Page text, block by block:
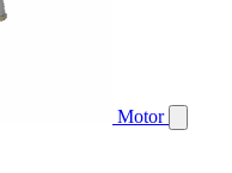
Motor